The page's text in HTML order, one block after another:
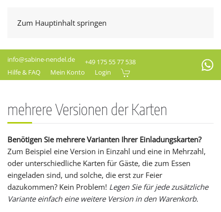
Zum Hauptinhalt springen
info@sabine-nendel.de
+49 175 55 77 538
Hilfe & FAQ
Mein Konto Login
mehrere Versionen der Karten
Benötigen Sie mehrere Varianten Ihrer Einladungskarten?
Zum Beispiel eine Version in Einzahl und eine in Mehrzahl,
oder unterschiedliche Karten für Gäste, die zum Essen
eingeladen sind, und solche, die erst zur Feier
dazukommen? Kein Problem! Legen Sie für jede zusätzliche
Variante einfach eine weitere Version in den Warenkorb.